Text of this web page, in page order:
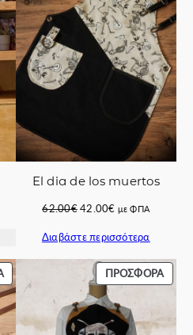
ΠΡΟΣΦΟΡΆ
El dia de los muertos
62.00€ Original
was:
42.00€ Η
τιμή
42.00€.
με ΦΠΑ
Διαβάστε περισσότερα
ΠΡΟΪΌΝ
ΣΕ
ΠΡΟΣΦΟΡΆ
ΠΡΟΣΦΟΡΆ
ΣΕ